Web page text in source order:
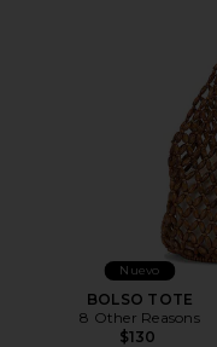
Nuevo
BOLSO TOTE
8 Other Reasons
$130